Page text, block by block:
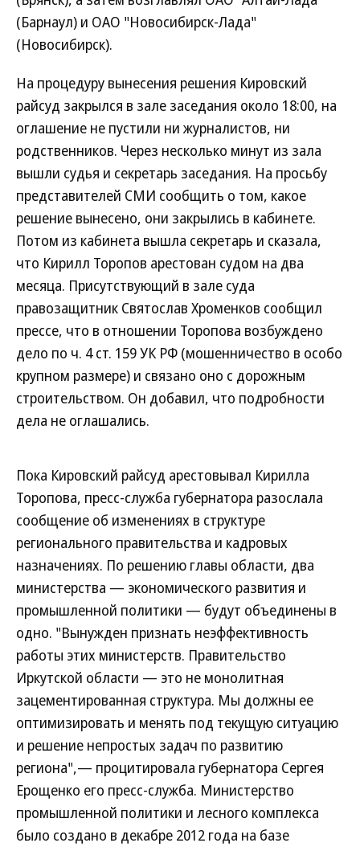
(Барнаул) и ОАО "Новосибирск-Лада"
(Новосибирск).
На процедуру вынесения решения Кировский
райсуд закрылся в зале заседания около 18:00, на
оглашение не пустили ни журналистов, ни
родственников. Через несколько минут из зала
вышли судья и секретарь заседания. На просьбу
представителей СМИ сообщить о том, какое
решение вынесено, они закрылись в кабинете.
Потом из кабинета вышла секретарь и сказала,
что Кирилл Торопов арестован судом на два
месяца. Присутствующий в зале суда
правозащитник Святослав Хроменков сообщил
прессе, что в отношении Торопова возбуждено
дело по ч. 4 ст. 159 УК РФ (мошенничество в особо
крупном размере) и связано оно с дорожным
строительством. Он добавил, что подробности
дела не оглашались.
Пока Кировский райсуд арестовывал Кирилла
Торопова, пресс-служба губернатора разослала
сообщение об изменениях в структуре
регионального правительства и кадровых
назначениях. По решению главы области, два
министерства — экономического развития и
промышленной политики — будут объединены в
одно. "Вынужден признать неэффективность
работы этих министерств. Правительство
Иркутской области — это не монолитная
зацементированная структура. Мы должны ее
оптимизировать и менять под текущую ситуацию
и решение непростых задач по развитию
региона",— процитировала губернатора Сергея
Ерощенко его пресс-служба. Министерство
промышленной политики и лесного комплекса
было создано в декабре 2012 года на базе